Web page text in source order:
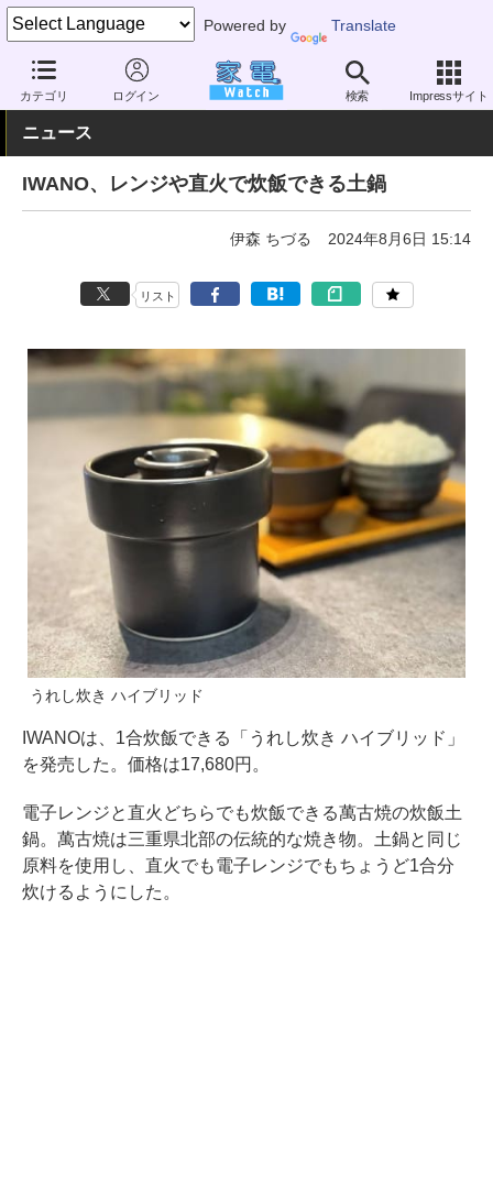
Powered by Translate
カテゴリ ログイン 検索 Impressサイト
家電 Watch その他・家電 雑貨 キッチン雑貨
ニュース
IWANO、レンジや直火で炊飯できる土鍋
伊森 ちづる 2024年8月6日 15:14
リスト
うれし炊き ハイブリッド
IWANOは、1合炊飯できる「うれし炊き ハイブリッド」
を発売した。価格は17,680円。
電子レンジと直火どちらでも炊飯できる萬古焼の炊飯土
鍋。萬古焼は三重県北部の伝統的な焼き物。土鍋と同じ
原料を使用し、直火でも電子レンジでもちょうど1合分
炊けるようにした。